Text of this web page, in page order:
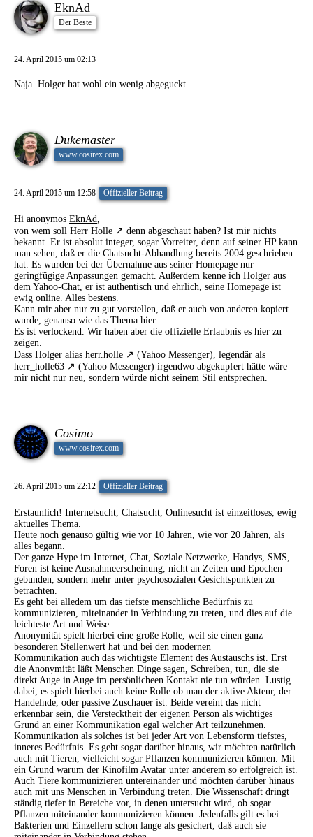
EknAd
Der Beste
24. April 2015 um 02:13
Naja. Holger hat wohl ein wenig abgeguckt.
Dukemaster
www.cosirex.com
24. April 2015 um 12:58 Offizieller Beitrag
Hi anonymos EknAd,
von wem soll Herr Holle
denn abgeschaut haben? Ist mir nichts
bekannt. Er ist absolut integer, sogar Vorreiter, denn auf seiner HP kann
man sehen, daß er die Chatsucht-Abhandlung bereits 2004 geschrieben
hat. Es wurden bei der Übernahme aus seiner Homepage nur
geringfügige Anpassungen gemacht. Außerdem kenne ich Holger aus
dem Yahoo-Chat, er ist authentisch und ehrlich, seine Homepage ist
ewig online. Alles bestens.
Kann mir aber nur zu gut vorstellen, daß er auch von anderen kopiert
wurde, genauso wie das Thema hier.
Es ist verlockend. Wir haben aber die offizielle Erlaubnis es hier zu
zeigen.
Dass Holger alias herr.holle
(Yahoo Messenger), legendär als
herr_holle63
(Yahoo Messenger) irgendwo abgekupfert hätte wäre
mir nicht nur neu, sondern würde nicht seinem Stil entsprechen.
Cosimo
www.cosirex.com
26. April 2015 um 22:12 Offizieller Beitrag
Erstaunlich! Internetsucht, Chatsucht, Onlinesucht ist einzeitloses, ewig
aktuelles Thema.
Heute noch genauso gültig wie vor 10 Jahren, wie vor 20 Jahren, als
alles begann.
Der ganze Hype im Internet, Chat, Soziale Netzwerke, Handys, SMS,
Foren ist keine Ausnahmeerscheinung, nicht an Zeiten und Epochen
gebunden, sondern mehr unter psychosozialen Gesichtspunkten zu
betrachten.
Es geht bei alledem um das tiefste menschliche Bedürfnis zu
kommunizieren, miteinander in Verbindung zu treten, und dies auf die
leichteste Art und Weise.
Anonymität spielt hierbei eine große Rolle, weil sie einen ganz
besonderen Stellenwert hat und bei den modernen
Kommunikation auch das wichtigste Element des Austauschs ist. Erst
die Anonymität läßt Menschen Dinge sagen, Schreiben, tun, die sie
direkt Auge in Auge im persönlicheen Kontakt nie tun würden. Lustig
dabei, es spielt hierbei auch keine Rolle ob man der aktive Akteur, der
Handelnde, oder passive Zuschauer ist. Beide vereint das nicht
erkennbar sein, die Verstecktheit der eigenen Person als wichtiges
Grund an einer Kommunikation egal welcher Art teilzunehmen.
Kommunikation als solches ist bei jeder Art von Lebensform tiefstes,
inneres Bedürfnis. Es geht sogar darüber hinaus, wir möchten natürlich
auch mit Tieren, vielleicht sogar Pflanzen kommunizieren können. Mit
ein Grund warum der Kinofilm Avatar unter anderem so erfolgreich ist.
Auch Tiere kommunizieren untereinander und möchten darüber hinaus
auch mit uns Menschen in Verbindung treten. Die Wissenschaft dringt
ständig tiefer in Bereiche vor, in denen untersucht wird, ob sogar
Pflanzen miteinander kommunizieren können. Jedenfalls gilt es bei
Bakterien und Einzellern schon lange als gesichert, daß auch sie